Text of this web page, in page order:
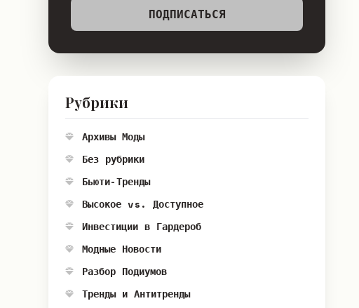
ПОДПИСАТЬСЯ
Рубрики
Архивы Моды
Без рубрики
Бьюти-Тренды
Высокое vs. Доступное
Инвестиции в Гардероб
Модные Новости
Разбор Подиумов
Тренды и Антитренды